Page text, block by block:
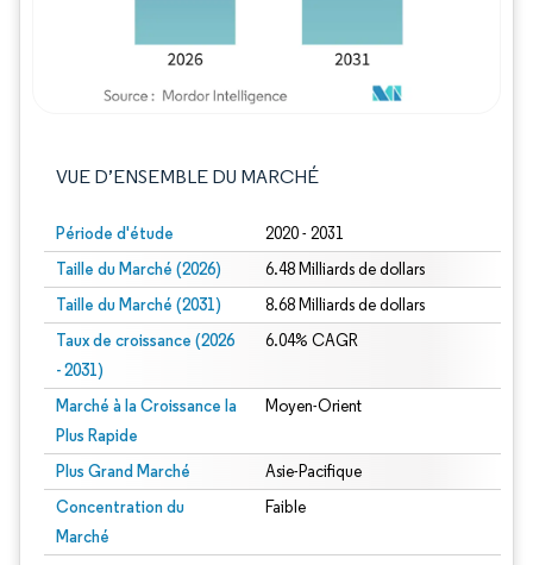
VUE D’ENSEMBLE DU MARCHÉ
Période d'étude 2020 - 2031
Taille du Marché (2026) 6.48 Milliards de dollars
Taille du Marché (2031) 8.68 Milliards de dollars
Taux de croissance (2026
- 2031)
6.04% CAGR
Marché à la Croissance la
Plus Rapide
Moyen-Orient
Plus Grand Marché Asie-Pacifique
Concentration du
Marché
Faible